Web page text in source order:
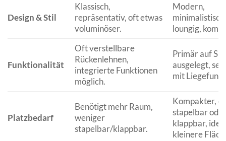
Design & Stil
Klassisch,
repräsentativ, oft etwas
voluminöser.
Modern,
minimalistisch,
loungig,
Funktionalität
Oft verstellbare
Rückenlehnen,
integrierte Funktionen
möglich.
Primär auf
ausgelegt,
mit
Platzbedarf
Benötigt mehr Raum,
weniger
stapelbar/klappbar.
Kompakter,
stapelbar
klappbar,
kleinere